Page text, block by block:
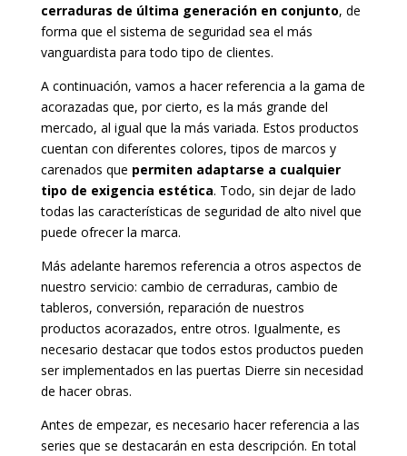
cerraduras de última generación en conjunto, de
forma que el sistema de seguridad sea el más
vanguardista para todo tipo de clientes.
A continuación, vamos a hacer referencia a la gama de
acorazadas que, por cierto, es la más grande del
mercado, al igual que la más variada. Estos productos
cuentan con diferentes colores, tipos de marcos y
carenados que permiten adaptarse a cualquier
tipo de exigencia estética. Todo, sin dejar de lado
todas las características de seguridad de alto nivel que
puede ofrecer la marca.
Más adelante haremos referencia a otros aspectos de
nuestro servicio: cambio de cerraduras, cambio de
tableros, conversión, reparación de nuestros
productos acorazados, entre otros. Igualmente, es
necesario destacar que todos estos productos pueden
ser implementados en las puertas Dierre sin necesidad
de hacer obras.
Antes de empezar, es necesario hacer referencia a las
series que se destacarán en esta descripción. En total